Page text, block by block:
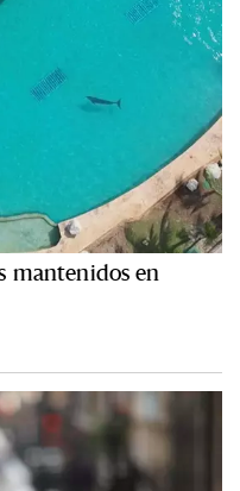
mantenidos en